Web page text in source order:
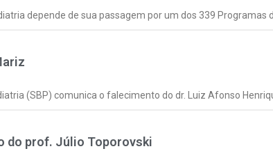
depende de sua passagem por um dos 339
(SBP) comunica o falecimento do dr. Luiz Afonso
do prof. Júlio Toporovski